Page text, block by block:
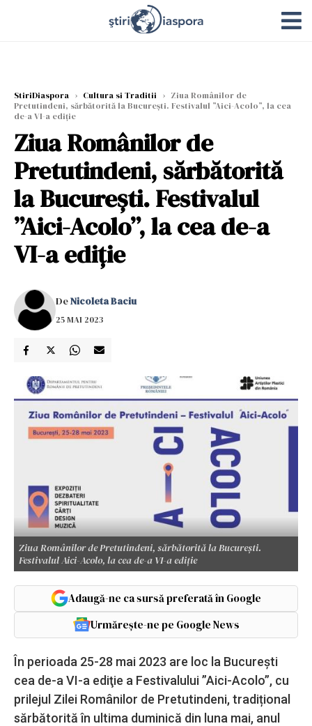
StiriDiaspora › Cultura si Traditii › Ziua Românilor de
Pretutindeni, sărbătorită la București. Festivalul ”Aici-Acolo”, la cea
de-a VI-a ediţie
Ziua Românilor de
Pretutindeni, sărbătorită
la București. Festivalul
”Aici-Acolo”, la cea de-a
VI-a ediţie
DeNicoleta Baciu
25 MAI 2023
Ziua Românilor de Pretutindeni, sărbătorită la București.
Festivalul Aici-Acolo, la cea de-a VI-a ediţie
Adaugă-ne ca sursă preferată în Google
Urmărește-ne pe Google News
În perioada 25-28 mai 2023 are loc la București
cea de-a VI-a ediţie a Festivalului ”Aici-Acolo”, cu
prilejul Zilei Românilor de Pretutindeni, tradițional
sărbătorită în ultima duminică din luna mai, anul